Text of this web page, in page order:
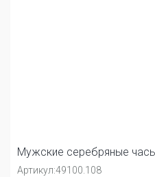
Мужские серебряные
Артикул:49100.108